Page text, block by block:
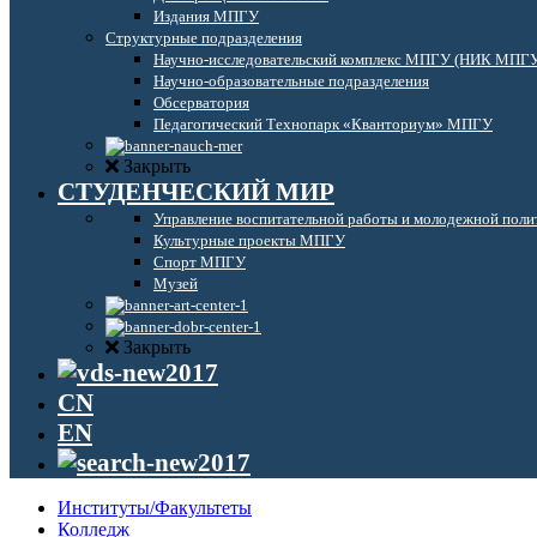
Издания МПГУ
Структурные подразделения
Научно-исследовательский комплекс МПГУ (НИК
Научно-образовательные подразделения
Обсерватория
Педагогический Технопарк «Кванториум» МПГУ
Закрыть
СТУДЕНЧЕСКИЙ МИР
Управление воспитательной работы и молодежной
Культурные проекты МПГУ
Спорт МПГУ
Музей
Закрыть
CN
EN
Институты/Факультеты
Колледж